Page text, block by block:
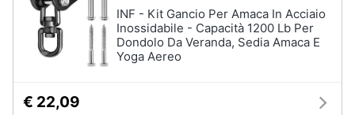
INF - Kit Gancio Per Amaca In Acciaio
Inossidabile - Capacità 1200 Lb Per
Dondolo Da Veranda, Sedia Amaca E
Yoga Aereo
€ 22,09